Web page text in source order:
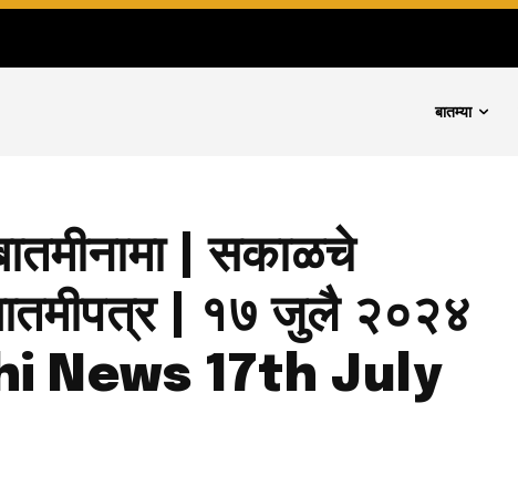
बातम्या
| सकाळचे
| १७ जुलै २०२४
News 17th July